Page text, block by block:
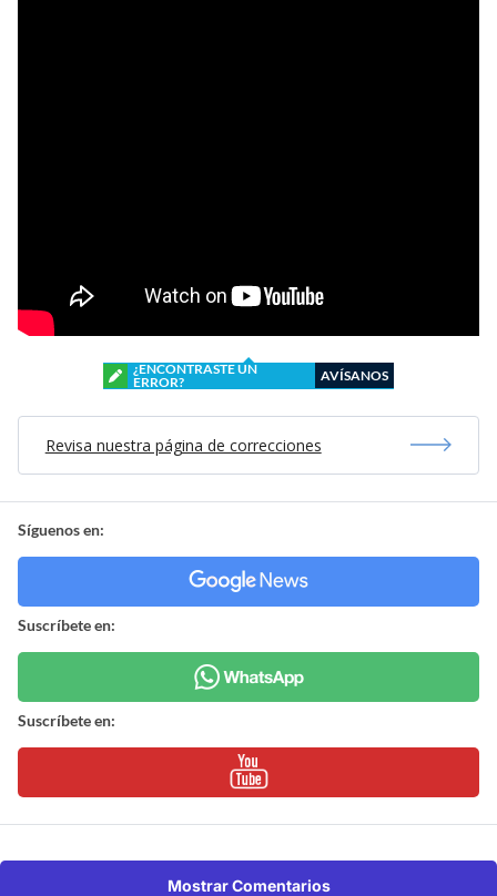
¿ENCONTRASTE UN
ERROR?
AVÍSANOS
Revisa nuestra página de correcciones
Síguenos en:
Suscríbete en:
Suscríbete en:
Mostrar Comentarios